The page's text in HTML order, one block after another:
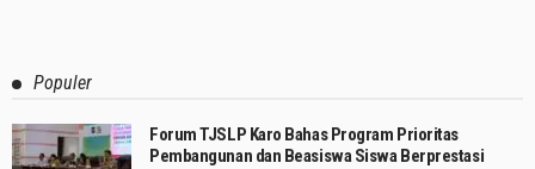
Populer
Forum TJSLP Karo Bahas Program Prioritas
Pembangunan dan Beasiswa Siswa Berprestasi